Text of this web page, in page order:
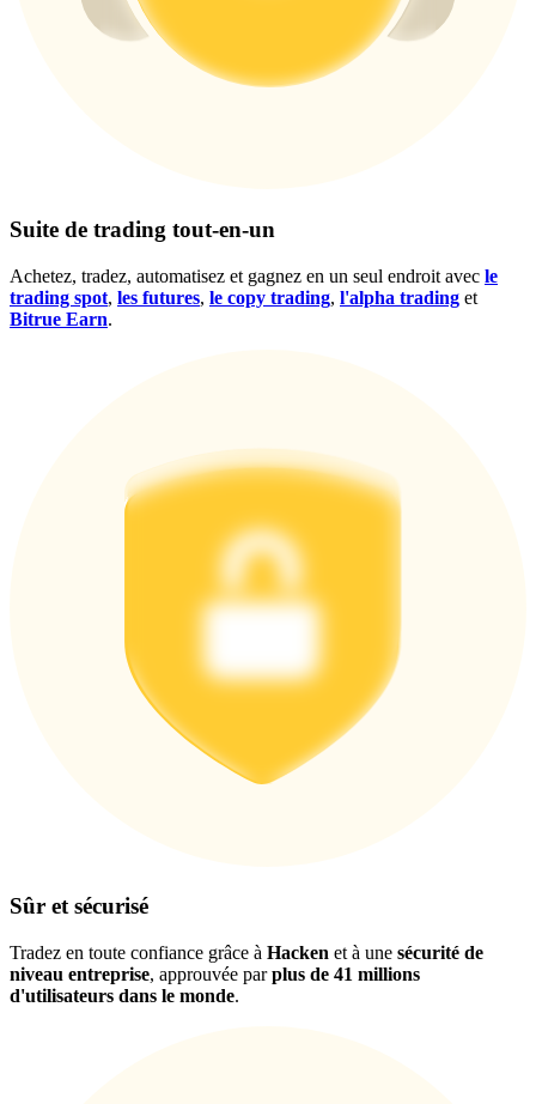
Plus d'événements
Gagnez des prix et des récompenses exclusives
Se connecterS'inscrire
Français
Suite de trading tout-en-un
Achetez, tradez, automatisez et gagnez en un seul endroit avec le
trading spot, les futures, le copy trading, l'alpha trading et
Bitrue Earn.
Sûr et sécurisé
Tradez en toute confiance grâce à Hacken et à une sécurité de
niveau entreprise, approuvée parplus de 41 millions
d'utilisateurs dans le monde.